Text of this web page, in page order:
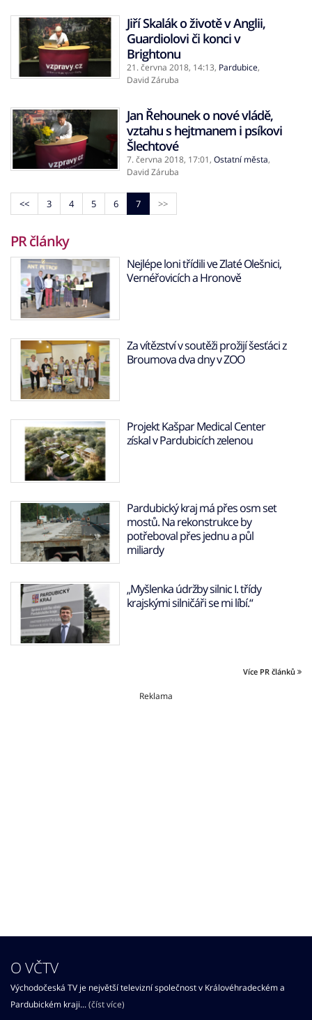
Jiří Skalák o životě v Anglii,
Guardiolovi či konci v
Brightonu
21. června 2018, 14:13, Pardubice,
David Záruba
Jan Řehounek o nové vládě,
vztahu s hejtmanem i psíkovi
Šlechtové
7. června 2018, 17:01, Ostatní města,
David Záruba
<< 3 4 5 6 7 >>
PR články
Nejlépe loni třídili ve Zlaté Olešnici,
Vernéřovicích a Hronově
Za vítězství v soutěži prožijí šesťáci z
Broumova dva dny v ZOO
Projekt Kašpar Medical Center
získal v Pardubicích zelenou
Pardubický kraj má přes osm set
mostů. Na rekonstrukce by
potřeboval přes jednu a půl
miliardy
„Myšlenka údržby silnic I. třídy
krajskými silničáři se mi líbí.“
Více PR článků
Reklama
O VČTV
Východočeská TV je největší televizní společnost v Královéhradeckém a
Pardubickém kraji... (číst více)